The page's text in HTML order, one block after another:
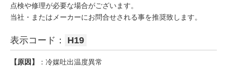
点検や修理が必要な場合がございます。
当社・またはメーカーにお問合せされる事を推奨致します。
表示コード： H19
【原因】
：冷媒吐出温度異常